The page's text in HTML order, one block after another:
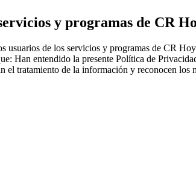
y programas de CR
de los servicios y programas de CR
Han entendido la presente Política de
tratamiento de la información y reconocen los